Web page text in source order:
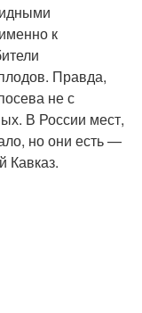
к
Правда,
не с
В России мест,
но они есть —
Кавказ.